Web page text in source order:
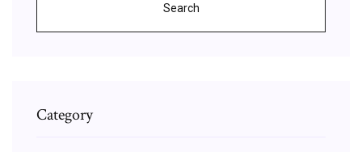
Search
Category